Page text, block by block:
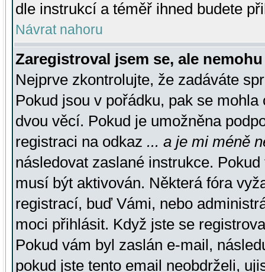
dle instrukcí a téměř ihned budete
Návrat nahoru
Zaregistroval jsem se, ale
Nejprve zkontrolujte, že zadáváte
Pokud jsou v pořádku, pak se
dvou věcí. Pokud je umožněna
registraci na odkaz ... a je mi méně
následovat zaslané instrukce.
musí být aktivován. Některá fóra
registrací, buď Vámi, nebo
moci přihlásit. Když jste se
Pokud vám byl zaslán e-mail,
pokud jste tento email neobdrželi,